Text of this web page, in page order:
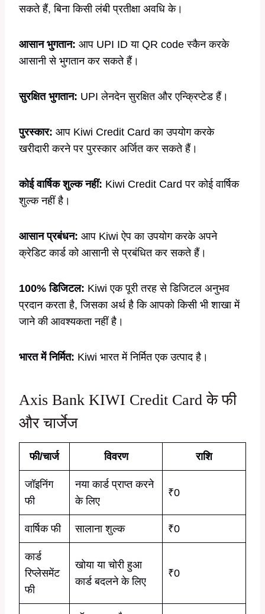
सकते हैं, बिना किसी लंबी प्रतीक्षा अवधि के।
आसान भुगतान: आप UPI ID या QR code स्कैन करके
आसानी से भुगतान कर सकते हैं।
सुरक्षित भुगतान: UPI लेनदेन सुरक्षित और एन्क्रिप्टेड हैं।
पुरस्कार: आप Kiwi Credit Card का उपयोग करके
खरीदारी करने पर पुरस्कार अर्जित कर सकते हैं।
कोई वार्षिक शुल्क नहीं: Kiwi Credit Card पर कोई वार्षिक
शुल्क नहीं है।
आसान प्रबंधन: आप Kiwi ऐप का उपयोग करके अपने
क्रेडिट कार्ड को आसानी से प्रबंधित कर सकते हैं।
100% डिजिटल: Kiwi एक पूरी तरह से डिजिटल अनुभव
प्रदान करता है, जिसका अर्थ है कि आपको किसी भी शाखा में
जाने की आवश्यकता नहीं है।
भारत में निर्मित: Kiwi भारत में निर्मित एक उत्पाद है।
Axis Bank KIWI Credit Card के फी
और चार्जेज
फी/चार्ज विवरण राशि
जॉइनिंग
फी
नया कार्ड प्राप्त करने
के लिए
₹0
वार्षिक फी सालाना शुल्क ₹0
कार्ड
रिप्लेसमेंट
फी
खोया या चोरी हुआ
कार्ड बदलने के लिए
₹0